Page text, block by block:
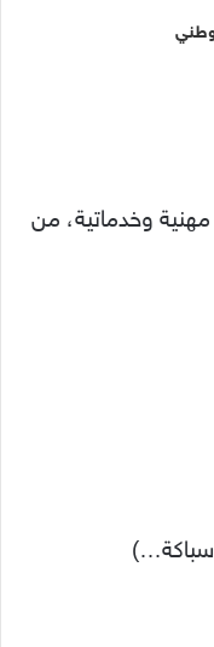
وخدماتية، من
سباكة…)